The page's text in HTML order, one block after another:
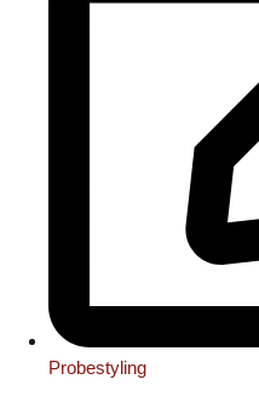
Probestyling